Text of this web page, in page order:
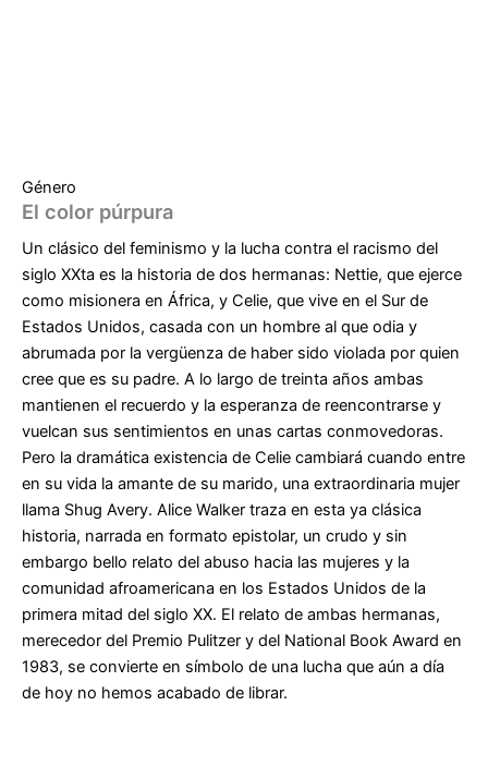
Género
El color púrpura
Un clásico del feminismo y la lucha contra el racismo del
siglo XXta es la historia de dos hermanas: Nettie, que ejerce
como misionera en África, y Celie, que vive en el Sur de
Estados Unidos, casada con un hombre al que odia y
abrumada por la vergüenza de haber sido violada por quien
cree que es su padre. A lo largo de treinta años ambas
mantienen el recuerdo y la esperanza de reencontrarse y
vuelcan sus sentimientos en unas cartas conmovedoras.
Pero la dramática existencia de Celie cambiará cuando entre
en su vida la amante de su marido, una extraordinaria mujer
llama Shug Avery. Alice Walker traza en esta ya clásica
historia, narrada en formato epistolar, un crudo y sin
embargo bello relato del abuso hacia las mujeres y la
comunidad afroamericana en los Estados Unidos de la
primera mitad del siglo XX. El relato de ambas hermanas,
merecedor del Premio Pulitzer y del National Book Award en
1983, se convierte en símbolo de una lucha que aún a día
de hoy no hemos acabado de librar.